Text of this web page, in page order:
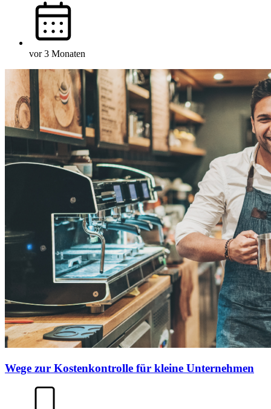
vor 3 Monaten
Wege zur Kostenkontrolle für kleine Unternehmen